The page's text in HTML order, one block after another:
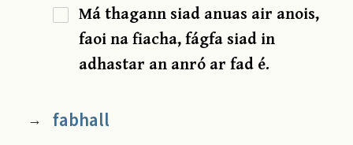
Má thagann siad anuas air anois,
faoi na fiacha, fágfa siad in
adhastar an anró ar fad é.
→ fabhall